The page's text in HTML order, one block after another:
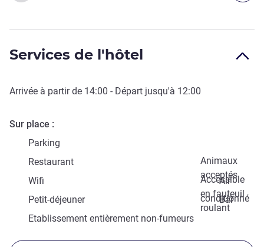
Services de l'hôtel
Arrivée à partir de 14:00 - Départ jusqu'à 12:00
Sur place
Parking
Animaux
acceptés
Restaurant
Accessible
en fauteuil
roulant
Wifi
Air
conditionné
Petit-déjeuner
Bar
Etablissement entièrement non-fumeurs